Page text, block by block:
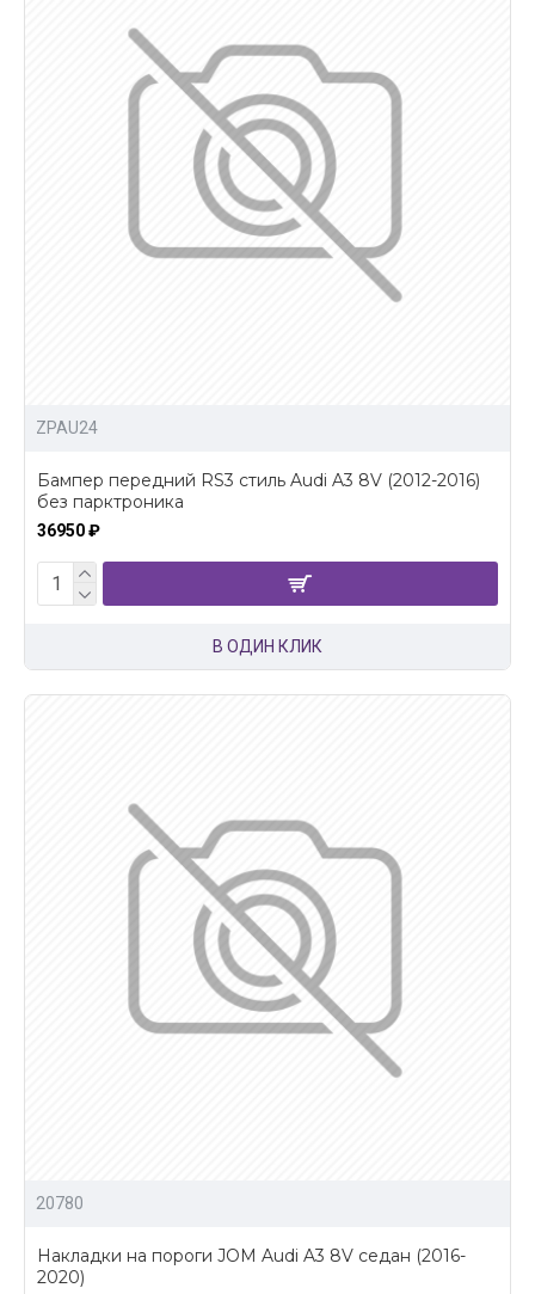
ZPAU24
Бампер передний RS3 стиль Audi A3 8V (2012-2016)
без парктроника
36950 ₽
В ОДИН КЛИК
20780
Накладки на пороги JOM Audi A3 8V седан (2016-
2020)